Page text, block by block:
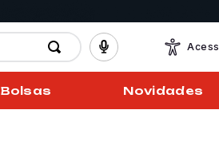
Bolsas Novidades